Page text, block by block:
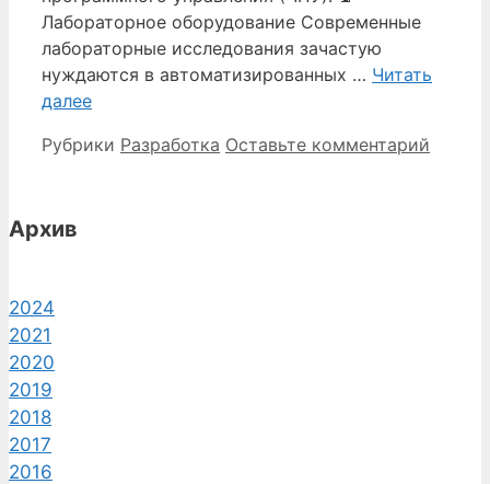
Лабораторное оборудование Современные
лабораторные исследования зачастую
нуждаются в автоматизированных … Читать
далее
Рубрики Разработка Оставьте комментарий
Архив
2024
2021
2020
2019
2018
2017
2016